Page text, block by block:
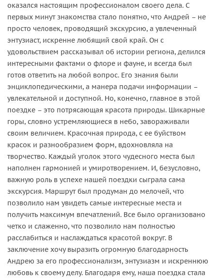
оказался настоящим профессионалом своего дела. С
первых минут знакомства стало понятно, что Андрей – не
просто человек, проводящий экскурсию, а увлеченный
энтузиаст, искренне любящий свой край. Он с
удовольствием рассказывал об истории региона, делился
интересными фактами о флоре и фауне, и всегда был
готов ответить на любой вопрос. Его знания были
энциклопедическими, а манера подачи информации –
увлекательной и доступной. Но, конечно, главное в этой
поездке – это потрясающая красота природы. Шикарные
горы, словно устремляющиеся в небо, завораживали
своим величием. Красочная природа, с ее буйством
красок и разнообразием форм, вдохновляла на
творчество. Каждый уголок этого чудесного места был
наполнен гармонией и умиротворением. И, безусловно,
важную роль в успехе нашей поездки сыграла сама
экскурсия. Маршрут был продуман до мелочей, что
позволило нам увидеть самые интересные места и
получить максимум впечатлений. Все было организовано
четко и слаженно, что позволило нам полностью
расслабиться и наслаждаться красотой вокруг. В
заключение хочу выразить огромную благодарность
Андрею за его профессионализм, энтузиазм и искреннюю
любовь к своему делу. Благодаря ему, наша поездка стала